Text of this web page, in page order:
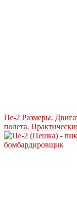
Пе-2 Размеры.
полета.